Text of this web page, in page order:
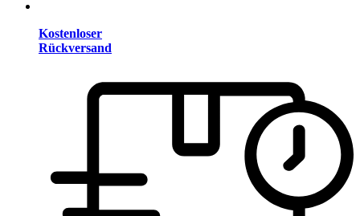
Kostenloser
Rückversand